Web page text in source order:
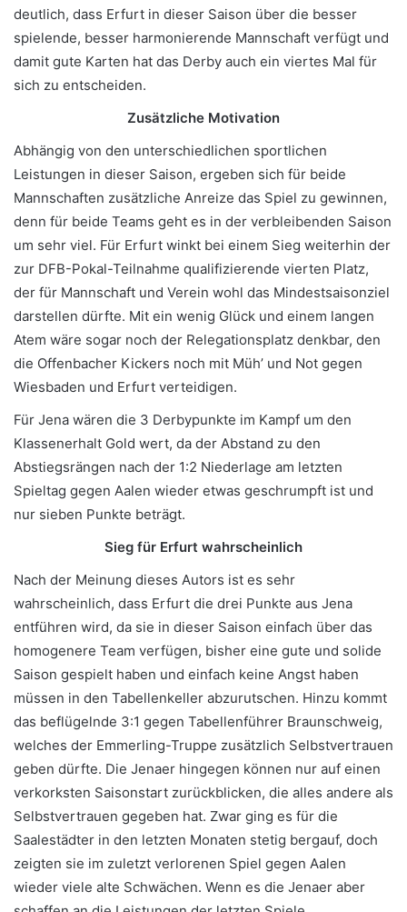
deutlich, dass Erfurt in dieser Saison über die besser
spielende, besser harmonierende Mannschaft verfügt und
damit gute Karten hat das Derby auch ein viertes Mal für
sich zu entscheiden.
Zusätzliche Motivation
Abhängig von den unterschiedlichen sportlichen
Leistungen in dieser Saison, ergeben sich für beide
Mannschaften zusätzliche Anreize das Spiel zu gewinnen,
denn für beide Teams geht es in der verbleibenden Saison
um sehr viel. Für Erfurt winkt bei einem Sieg weiterhin der
zur DFB-Pokal-Teilnahme qualifizierende vierten Platz,
der für Mannschaft und Verein wohl das Mindestsaisonziel
darstellen dürfte. Mit ein wenig Glück und einem langen
Atem wäre sogar noch der Relegationsplatz denkbar, den
die Offenbacher Kickers noch mit Müh’ und Not gegen
Wiesbaden und Erfurt verteidigen.
Für Jena wären die 3 Derbypunkte im Kampf um den
Klassenerhalt Gold wert, da der Abstand zu den
Abstiegsrängen nach der 1:2 Niederlage am letzten
Spieltag gegen Aalen wieder etwas geschrumpft ist und
nur sieben Punkte beträgt.
Sieg für Erfurt wahrscheinlich
Nach der Meinung dieses Autors ist es sehr
wahrscheinlich, dass Erfurt die drei Punkte aus Jena
entführen wird, da sie in dieser Saison einfach über das
homogenere Team verfügen, bisher eine gute und solide
Saison gespielt haben und einfach keine Angst haben
müssen in den Tabellenkeller abzurutschen. Hinzu kommt
das beflügelnde 3:1 gegen Tabellenführer Braunschweig,
welches der Emmerling-Truppe zusätzlich Selbstvertrauen
geben dürfte. Die Jenaer hingegen können nur auf einen
verkorksten Saisonstart zurückblicken, die alles andere als
Selbstvertrauen gegeben hat. Zwar ging es für die
Saalestädter in den letzten Monaten stetig bergauf, doch
zeigten sie im zuletzt verlorenen Spiel gegen Aalen
wieder viele alte Schwächen. Wenn es die Jenaer aber